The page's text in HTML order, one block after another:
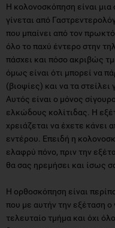
Η κολονοσκόπηση είναι μια
γίνεται από
που μπαίνει από τον
όλο το παχύ έντερο στην
πάσχει και πόσο ακριβώς
όμως είναι ότι μπορεί να
(βιοψίες) και να τα
Αυτός είναι ο μόνος
ελκώδους κολίτιδας. Η
χρειάζεται να έχετε κάνει
εντέρου. Επειδή η
ελαφρύ πόνο, πριν την
θα σας ηρεμήσει και ίσως
Η ορθοσκόπηση είναι
που με αυτήν την εξέταση ο
τελευταίο τμήμα και όχι